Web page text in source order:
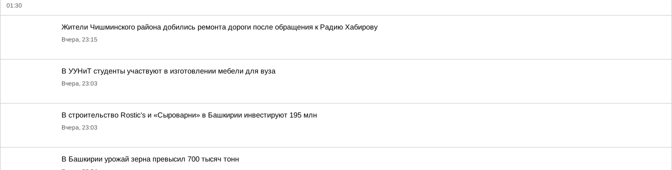
01:30
Жители Чишминского района добились ремонта дороги после обращения к Радию Хабирову
Вчера, 23:15
В УУНиТ студенты участвуют в изготовлении мебели для вуза
Вчера, 23:03
В строительство Rostic’s и «Сыроварни» в Башкирии инвестируют 195 млн
Вчера, 23:03
В Башкирии урожай зерна превысил 700 тысяч тонн